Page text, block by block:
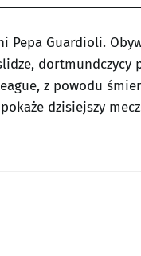
Pepa Guardioli.
z powodu
dzisiejszy